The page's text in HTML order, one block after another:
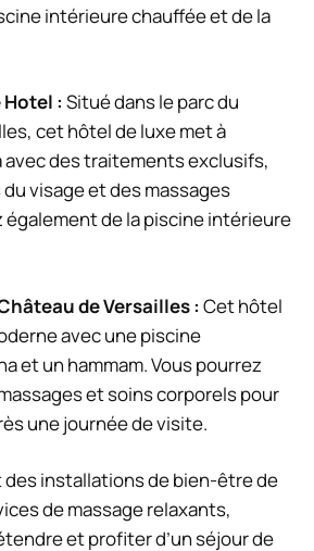
intérieure chauffée et de la
: Situé dans le parc du
cet hôtel de luxe met à
des traitements exclusifs,
visage et des massages
de la piscine intérieure
de Versailles : Cet hôtel
avec une piscine
et un hammam. Vous pourrez
et soins corporels pour
une journée de visite.
installations de bien-être de
de massage relaxants,
et profiter d’un séjour de